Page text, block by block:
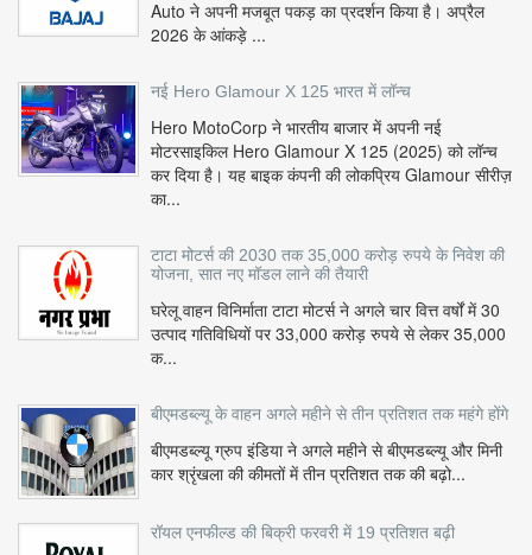
Auto ने अपनी मजबूत पकड़ का प्रदर्शन किया है। अप्रैल
2026 के आंकड़े ...
नई Hero Glamour X 125 भारत में लॉन्च
Hero MotoCorp ने भारतीय बाजार में अपनी नई
मोटरसाइकिल Hero Glamour X 125 (2025) को लॉन्च
कर दिया है। यह बाइक कंपनी की लोकप्रिय Glamour सीरीज़
का...
टाटा मोटर्स की 2030 तक 35,000 करोड़ रुपये के निवेश की
योजना, सात नए मॉडल लाने की तैयारी
घरेलू वाहन विनिर्माता टाटा मोटर्स ने अगले चार वित्त वर्षों में 30
उत्पाद गतिविधियों पर 33,000 करोड़ रुपये से लेकर 35,000
क...
बीएमडब्ल्यू के वाहन अगले महीने से तीन प्रतिशत तक महंगे होंगे
बीएमडब्ल्यू ग्रुप इंडिया ने अगले महीने से बीएमडब्ल्यू और मिनी
कार श्रृंखला की कीमतों में तीन प्रतिशत तक की बढ़ो...
रॉयल एनफील्ड की बिक्री फरवरी में 19 प्रतिशत बढ़ी